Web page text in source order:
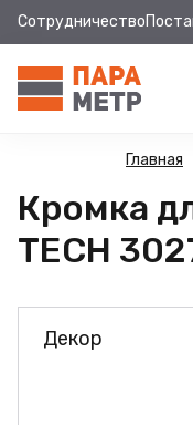
Сотрудничество
Главная
Кромка
TECH
Декор